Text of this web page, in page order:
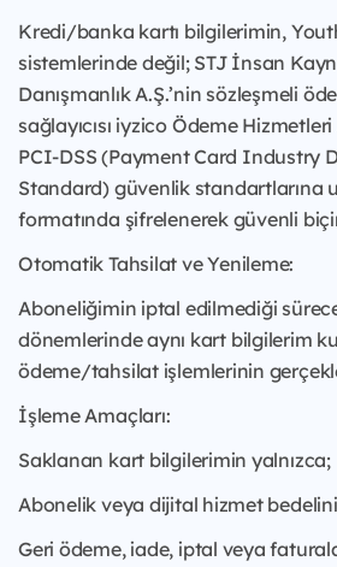
Kredi/banka kartı bilgilerimin,
sistemlerinde değil; STJ İnsan
Danışmanlık A.Ş.’nin sözleşmeli
sağlayıcısı iyzico Ödeme
PCI-DSS (Payment Card Industry
Standard) güvenlik standartlarına
formatında şifrelenerek güvenli
Otomatik Tahsilat ve Yenileme:
Aboneliğimin iptal edilmediği
dönemlerinde aynı kart bilgilerim
ödeme/tahsilat işlemlerinin
İşleme Amaçları:
Saklanan kart bilgilerimin yalnızca;
Abonelik veya dijital hizmet
Geri ödeme, iade, iptal veya